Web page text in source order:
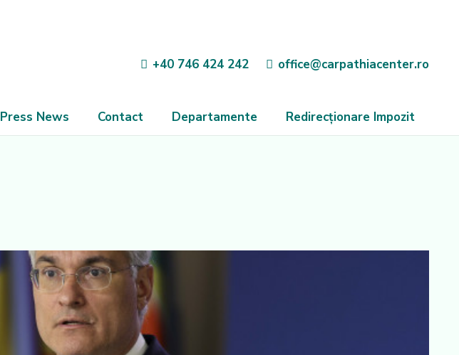
+40 746 424 242 office@carpathiacenter.ro
Press News Contact Departamente Redirecționare Impozit